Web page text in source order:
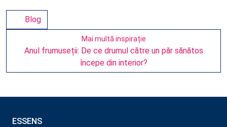
Blog
Mai multă inspirație
Anul frumuseții: De ce drumul către un păr sănătos
începe din interior?
ESSENS